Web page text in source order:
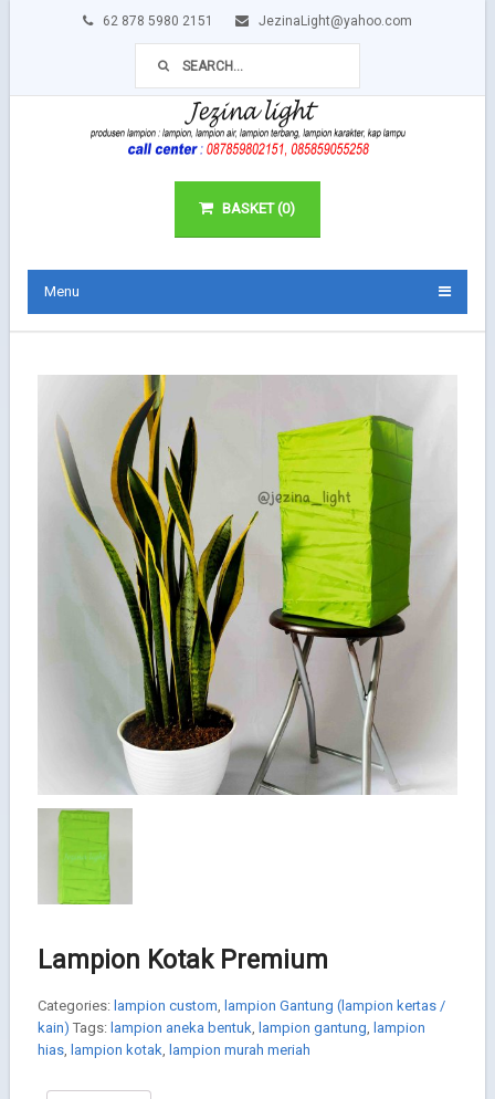
62 878 5980 2151 JezinaLight@yahoo.com
BASKET (0)
Menu
Lampion Kotak Premium
Categories: lampion custom lampion Gantung (lampion kertas /
kain) Tags: lampion aneka bentuk lampion gantung lampion
hias, lampion kotak lampion murah meriah